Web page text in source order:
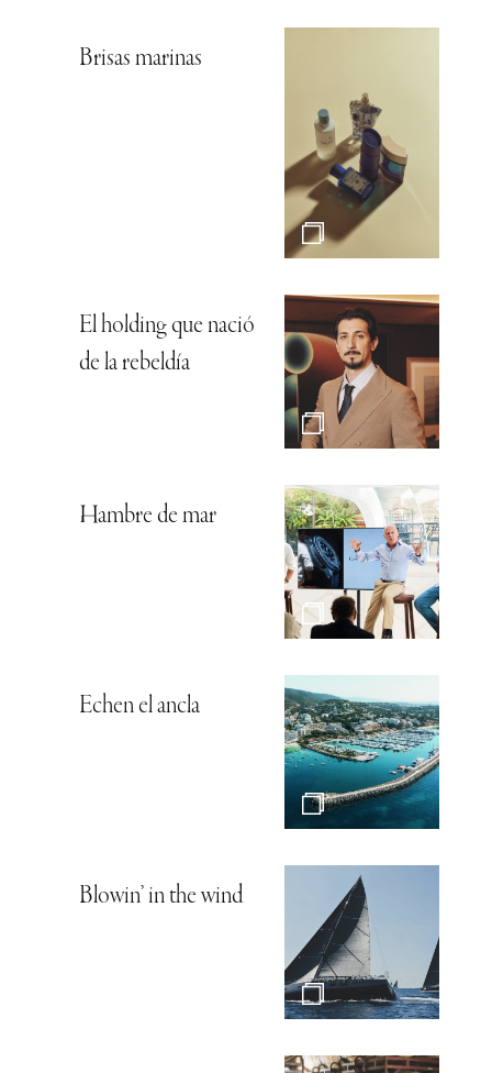
Brisas marinas
El holding que nació
de la rebeldía
Hambre de mar
Echen el ancla
Blowin’ in the wind